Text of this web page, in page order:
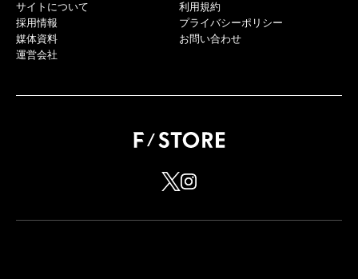
サイトについて
採用情報
媒体資料
運営会社
利用規約
プライバシーポリシー
お問い合わせ